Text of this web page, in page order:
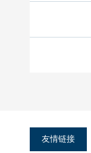
友情链接